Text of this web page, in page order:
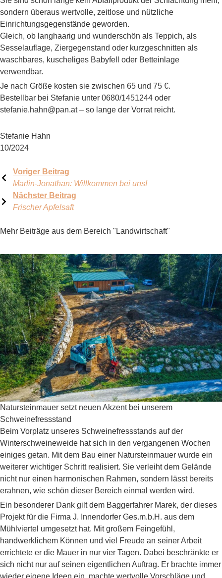
sondern überaus wertvolle, zeitlose und nützliche
Einrichtungsgegenstände geworden.
Gleich, ob langhaarig und wunderschön als Teppich, als
Sesselauflage, Ziergegenstand oder kurzgeschnitten als
waschbares, kuscheliges Babyfell oder Betteinlage
verwendbar.
Je nach Größe kosten sie zwischen 65 und 75 €.
Bestellbar bei Stefanie unter 0680/1451244 oder
stefanie.hahn@pan.at– so lange der Vorrat reicht.
Stefanie Hahn
10/2024
Voriger Beitrag
Marlin-Jonathan: Willkommen bei uns!
Nächster Beitrag
Frischer Apfelsaft
Mehr Beiträge aus dem Bereich "Landwirtschaft"
Natursteinmauer setzt neuen Akzent bei unserem
Schweinefressstand
Beim Vorplatz unseres Schweinefressstands auf der
Winterschweineweide hat sich in den vergangenen Wochen
einiges getan. Mit dem Bau einer Natursteinmauer wurde ein
weiterer wichtiger Schritt realisiert. Sie verleiht dem Gelände
nicht nur einen harmonischen Rahmen, sondern lässt bereits
erahnen, wie schön dieser Bereich einmal werden wird.
Ein besonderer Dank gilt dem Baggerfahrer Marek, der dieses
Projekt für die Firma J. Innendorfer Ges.m.b.H. aus dem
Mühlviertel umgesetzt hat. Mit großem Feingefühl,
handwerklichem Können und viel Freude an seiner Arbeit
errichtete er die Mauer in nur vier Tagen. Dabei beschränkte er
sich nicht nur auf seinen eigentlichen Auftrag. Er brachte immer
wieder eigene Ideen ein, machte wertvolle Vorschläge und